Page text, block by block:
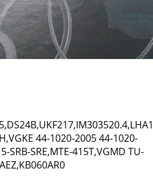
44-1020-2005 44-1020-
SRB-SRE,MTE-415T,VGMD TU-